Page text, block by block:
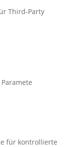
Third-Party
für kontrollierte